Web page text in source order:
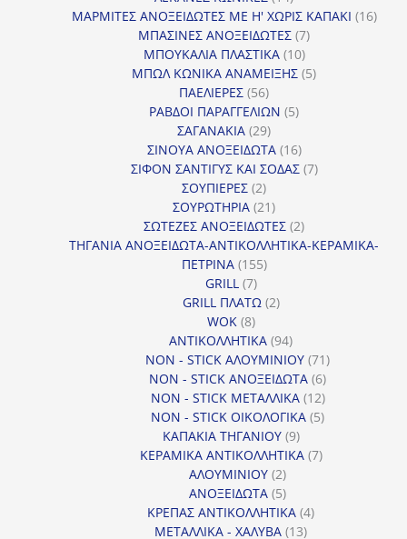
προϊόντα
ΜΑΡΜΙΤΕΣ ΑΝΟΞΕΙΔΩΤΕΣ ΜΕ Η' ΧΩΡΙΣ ΚΑΠΑΚΙ 1616
ΜΠΑΣΙΝΕΣ ΑΝΟΞΕΙΔΩΤΕΣ 77
ΜΠΟΥΚΑΛΙΑ ΠΛΑΣΤΙΚΑ 1010
προϊόντα
ΜΠΩΛ ΚΩΝΙΚΑ ΑΝΑΜΕΙΞΗΣ 55
ΠΑΕΛΙΕΡΕΣ 5656
προϊόντα
ΡΑΒΔΟΙ ΠΑΡΑΓΓΕΛΙΩΝ 55
ΣΑΓΑΝΑΚΙΑ 2929
προϊόντα
ΣΙΝΟΥΑ ΑΝΟΞΕΙΔΩΤΑ 1616
προϊόντα
ΣΙΦΟΝ ΣΑΝΤΙΓΥΣ ΚΑΙ ΣΟΔΑΣ 77
ΣΟΥΠΙΕΡΕΣ 22
προϊόντα
ΣΟΥΡΩΤΗΡΙΑ 2121
προϊόντα
ΣΩΤΕΖΕΣ ΑΝΟΞΕΙΔΩΤΕΣ 22
προϊόντα
ΤΗΓΑΝΙΑ ΑΝΟΞΕΙΔΩΤΑ-ΑΝΤΙΚΟΛΛΗΤΙΚΑ-ΚΕΡΑΜΙΚΑ-
ΠΕΤΡΙΝΑ 155155
GRILL 77
προϊόντα
GRILL ΠΛΑΤΩ 22
WOK 88
προϊόντα
ΑΝΤΙΚΟΛΛΗΤΙΚΑ 9494
προϊόντα
NON - STICK ΑΛΟΥΜΙΝΙΟΥ 7171
προϊόντα
NON - STICK ΑΝΟΞΕΙΔΩΤΑ 66
προϊόντα
NON - STICK ΜΕΤΑΛΛΙΚΑ 1212
προϊόντα
NON - STICK ΟΙΚΟΛΟΓΙΚΑ 55
ΚΑΠΑΚΙΑ ΤΗΓΑΝΙΟΥ 99
προϊόντα
ΚΕΡΑΜΙΚΑ ΑΝΤΙΚΟΛΛΗΤΙΚΑ 77
ΑΛΟΥΜΙΝΙΟΥ 22
προϊόντα
ΑΝΟΞΕΙΔΩΤΑ 55
προϊόντα
ΚΡΕΠΑΣ ΑΝΤΙΚΟΛΛΗΤΙΚΑ 44
ΜΕΤΑΛΛΙΚΑ - ΧΑΛΥΒΑ 1313